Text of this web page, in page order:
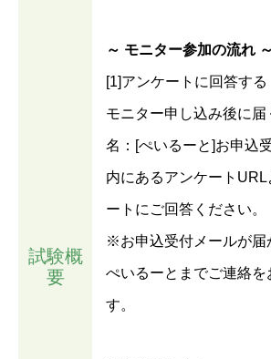
試験概
要
～ モニター参加の流れ ～
[1]アンケートに回答する
モニター申し込み後に
名：[ぺいるーと]お申込
内にあるアンケート
ートにご回答ください。
※お申込受付メールが届
ぺいるーとまでご連絡を
す。